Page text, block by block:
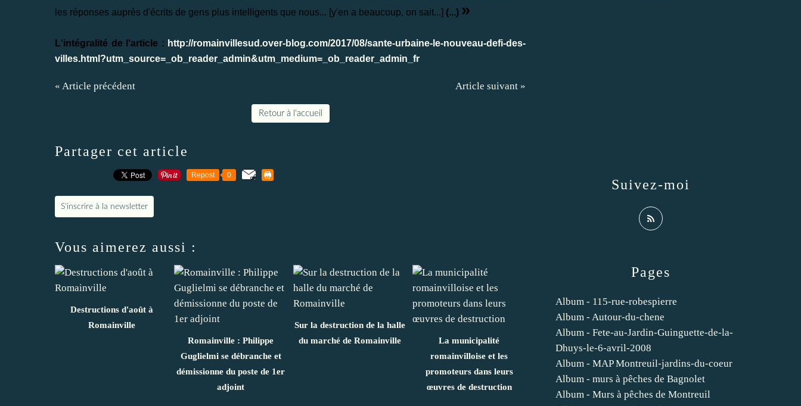
les réponses auprès d'écrits de gens plus intelligents que nous... [y'en a beaucoup, on sait...] (...) »
L'intégralité de l'article : http://romainvillesud.over-blog.com/2017/08/sante-urbaine-le-nouveau-defi-des-
villes.html?utm_source=_ob_reader_admin&utm_medium=_ob_reader_admin_fr
« Article précédent Article suivant »
Retour à l'accueil
Partager cet article
Repost 0
S'inscrire à la newsletter
Vous aimerez aussi :
Destructions d'août à
Romainville
Romainville : Philippe
Guglielmi se débranche et
démissionne du poste de 1er
adjoint
Sur la destruction de la halle
du marché de Romainville
La municipalité
romainvilloise et les
promoteurs dans leurs
œuvres de destruction
Pages
Album - 115-rue-robespierre
Album - Autour-du-chene
Album - Fete-au-Jardin-Guinguette-de-la-
Dhuys-le-6-avril-2008
Album - MAP Montreuil-jardins-du-coeur
Album - murs à pêches de Bagnolet
Album - Murs à pêches de Montreuil
Suivez-moi